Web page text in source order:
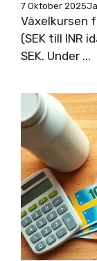
7 Oktober 2025
Växelkursen
(SEK till INR
SEK. Under ...